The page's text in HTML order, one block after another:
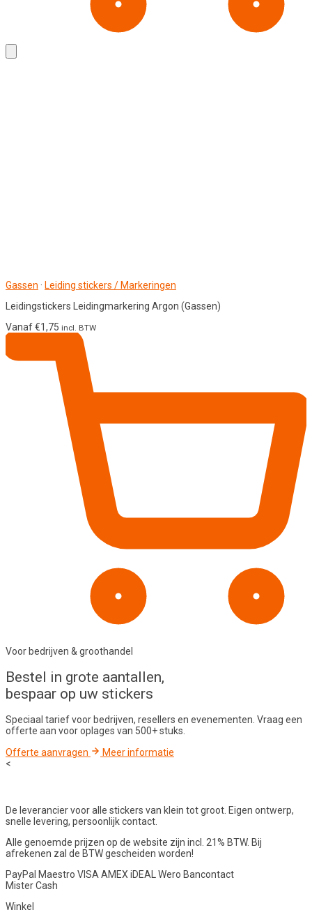
Gassen · Leiding stickers / Markeringen
Leidingstickers Leidingmarkering Argon (Gassen)
Vanaf€1,75 incl. BTW
Voor bedrijven & groothandel
Bestel in grote aantallen,
bespaar op uw stickers
Speciaal tarief voor bedrijven, resellers en evenementen. Vraag een
offerte aan voor oplages van 500+ stuks.
Offerte aanvragen
Meer informatie
<
De leverancier voor alle stickers van klein tot groot. Eigen ontwerp,
snelle levering, persoonlijk contact.
Alle genoemde prijzen op de website zijn incl. 21% BTW. Bij
afrekenen zal de BTW gescheiden worden!
PayPal Maestro VISAAMEXiDEALWero Bancontact
Mister Cash
Winkel